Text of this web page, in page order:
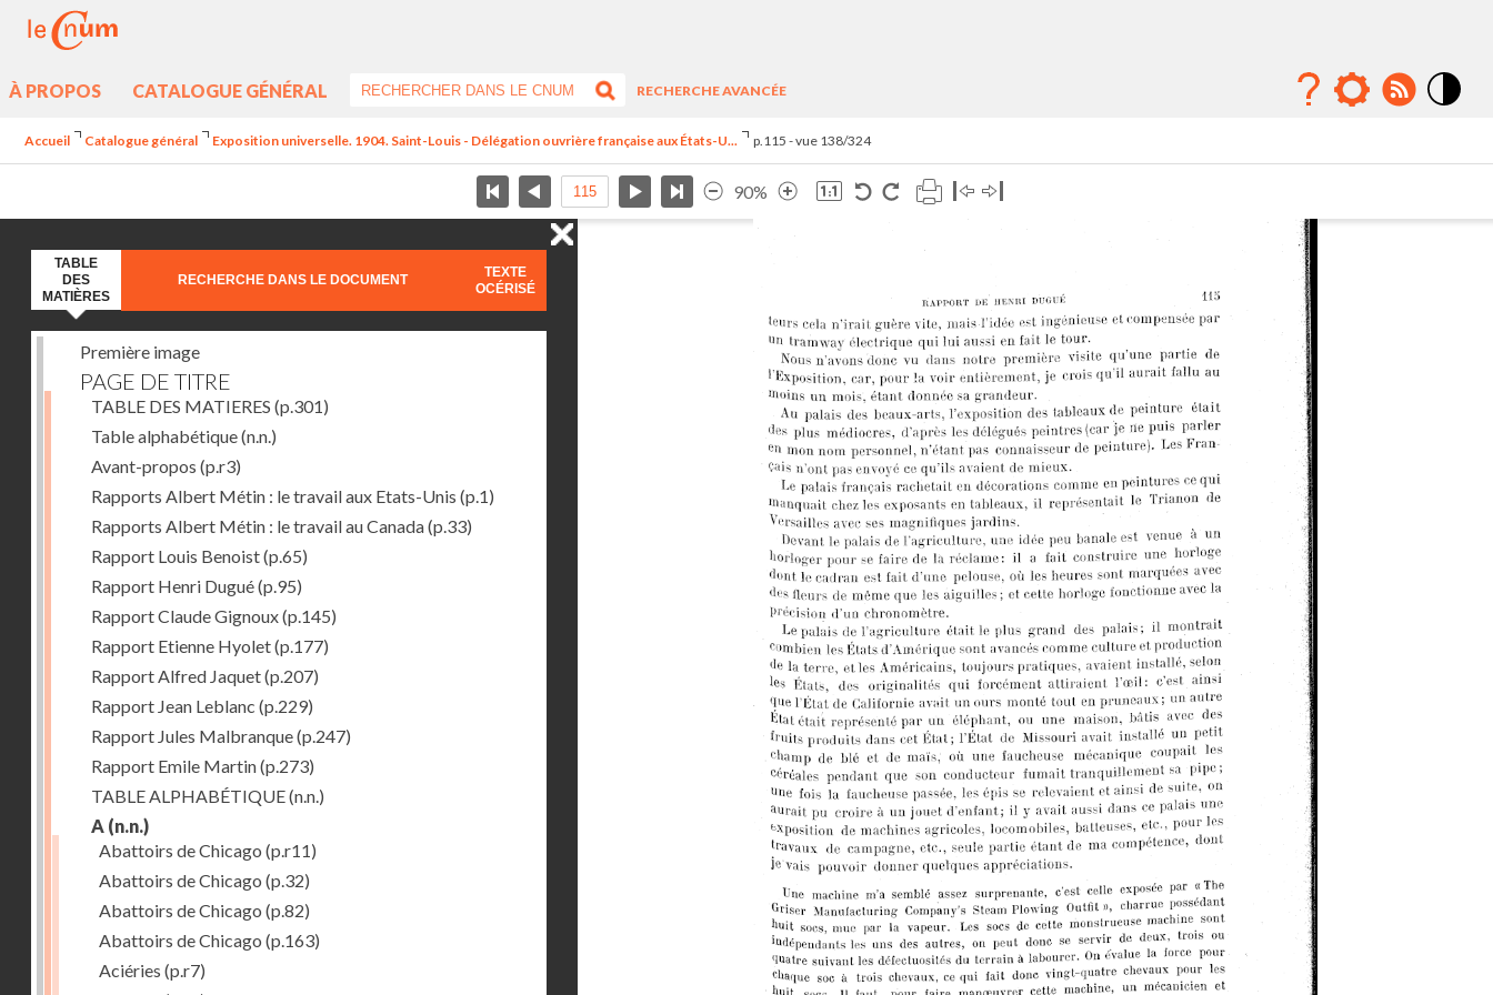
À PROPOS CATALOGUE GÉNÉRAL
RECHERCHE AVANCÉE
Accueil Catalogue général Exposition universelle. 1904. Saint-Louis - Délégation ouvrière française aux États-U... p.115 - vue 138/324
90%
TABLE
DES
MATIÈRES
RECHERCHE DANS LE DOCUMENT
TEXTE
OCÉRISÉ
Première image
PAGE DE TITRE
TABLE DES MATIERES (p.301)
Table alphabétique(n.n.)
Avant-propos (p.r3)
Rapports Albert Métin : le travail aux Etats-Unis (p.1)
Rapports Albert Métin : le travail au Canada(p.33)
Rapport Louis Benoist(p.65)
Rapport Henri Dugué(p.95)
Rapport Claude Gignoux(p.145)
Rapport Etienne Hyolet(p.177)
Rapport Alfred Jaquet(p.207)
Rapport Jean Leblanc (p.229)
Rapport Jules Malbranque(p.247)
Rapport Emile Martin(p.273)
TABLE ALPHABÉTIQUE(n.n.)
A (n.n.)
Abattoirs de Chicago (p.r11)
Abattoirs de Chicago (p.32)
Abattoirs de Chicago (p.82)
Abattoirs de Chicago (p.163)
Aciéries (p.r7)